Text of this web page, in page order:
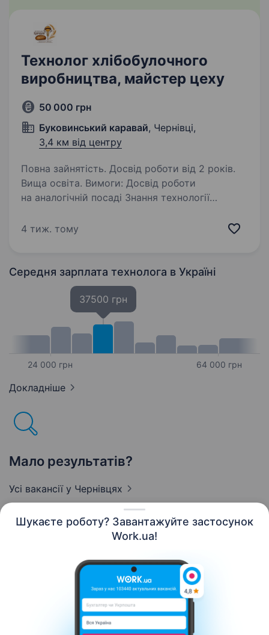
Шукаєте роботу? Завантажуйте застосунок
Work.ua!
Технолог хлібобулочного
виробництва, майстер цеху
50 000 грн
Буковинський каравай, Чернівці,
3,4 км від центру
Повна зайнятість. Досвід роботи від 2 років.
Вища освіта. Вимоги: Досвід роботи
на аналогічній посаді Знання технології
Відповідальність, уважність, організованість.
4 тиж. тому
Середня зарплата технолога в Україні
24 000 грн
37500 грн
64 000 грн
Докладніше
Мало результатів?
Усі вакансії у Чернівцях